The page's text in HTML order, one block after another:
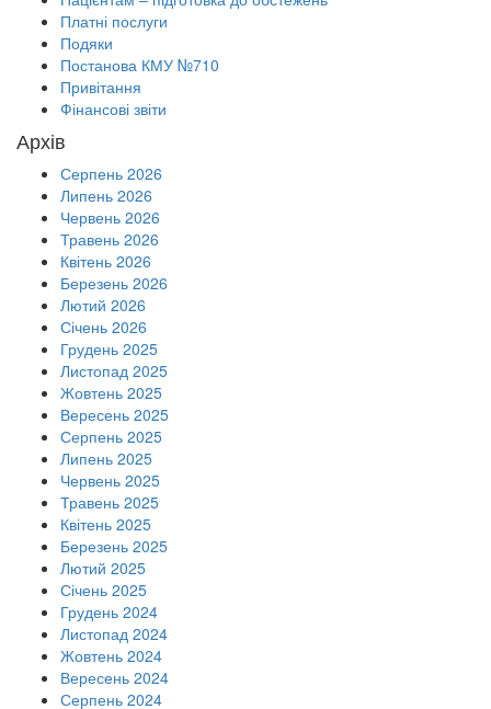
Платні послуги
Подяки
Постанова КМУ №710
Привітання
Фінансові звіти
Архів
Серпень 2026
Липень 2026
Червень 2026
Травень 2026
Квітень 2026
Березень 2026
Лютий 2026
Січень 2026
Грудень 2025
Листопад 2025
Жовтень 2025
Вересень 2025
Серпень 2025
Липень 2025
Червень 2025
Травень 2025
Квітень 2025
Березень 2025
Лютий 2025
Січень 2025
Грудень 2024
Листопад 2024
Жовтень 2024
Вересень 2024
Серпень 2024